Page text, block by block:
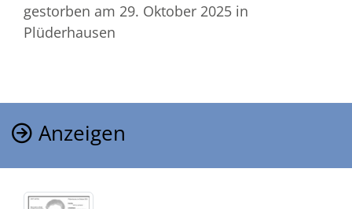
gestorben am 29. Oktober 2025 in
Plüderhausen
Anzeigen